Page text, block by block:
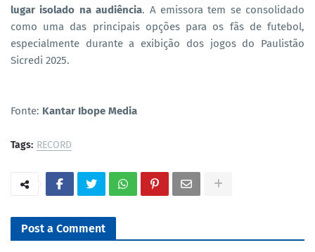
lugar isolado na audiência. A emissora tem se consolidado
como uma das principais opções para os fãs de futebol,
especialmente durante a exibição dos jogos do Paulistão
Sicredi 2025.
Fonte: Kantar Ibope Media
Tags: RECORD
Post a Comment